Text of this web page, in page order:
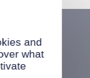
and
what